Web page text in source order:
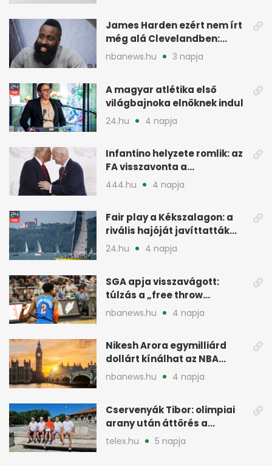
James Harden ezért nem írt
még alá Clevelandben:
pénzügyi okok
nbanews.hu 3 napja
A magyar atlétika első
világbajnoka elnöknek indul
24.hu 4 napja
Infantino helyzete romlik: az
FA visszavonta a
támogatását, jöhet a
444.hu 4 napja
Fair play a Kékszalagon: a
rivális hajóját javíttatták
meg
24.hu 4 napja
SGA apja visszavágott:
túlzás a „free throw
merchant” címke?
nbanews.hu 4 napja
Nikesh Arora egymilliárd
dollárt kínálhat az NBA
Europe londoni csapatáért
nbanews.hu 4 napja
Cservenyák Tibor: olimpiai
arany után áttörés a
rákkutatásban
telex.hu 5 napja